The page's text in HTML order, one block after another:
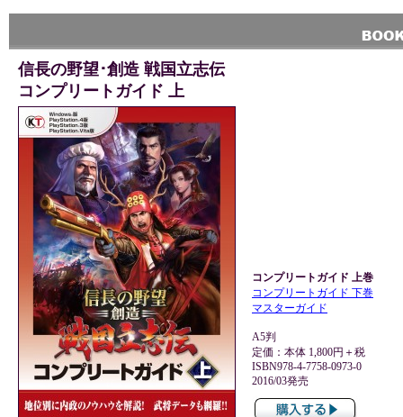
信長の野望･創造 戦国立志伝
コンプリートガイド 上
コンプリートガイド 上巻
コンプリートガイド 下巻
マスターガイド
A5判
定価：本体 1,800円＋税
ISBN978-4-7758-0973-0
2016/03発売